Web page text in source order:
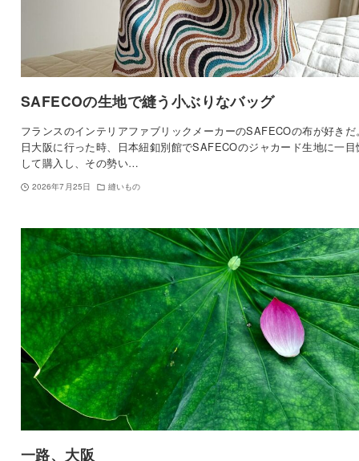
SAFECOの生地で縫う小ぶりなバッグ
フランスのインテリアファブリックメーカーのSAFECOの布が好きだ
日大阪に行った時、日本紐釦別館でSAFECOのジャカード生地に一目
して購入し、その勢い…
2026年7月25日 縫いもの
一路、大阪